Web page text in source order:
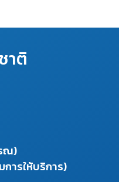
าติ
ณ)
ารให้บริการ)